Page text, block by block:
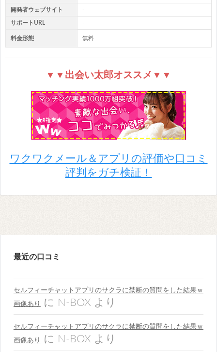
開発者ウェブサイト -
サポートURL -
料金形態 無料
▼▼出会い太郎オススメ▼▼
ワクワクメール＆アプリの評価や口コミ
評判をガチ検証！
最近の口コミ
セルフィーチャットアプリのサクラに禁断の質問をした結果ｗ
画像あり
に N-BOX より
セルフィーチャットアプリのサクラに禁断の質問をした結果ｗ
画像あり
に N-BOX より